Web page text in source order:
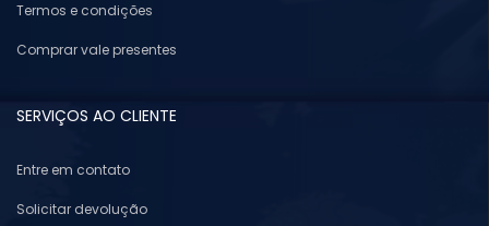
Termos e condições
Comprar vale presentes
SERVIÇOS AO CLIENTE
Entre em contato
Solicitar devolução